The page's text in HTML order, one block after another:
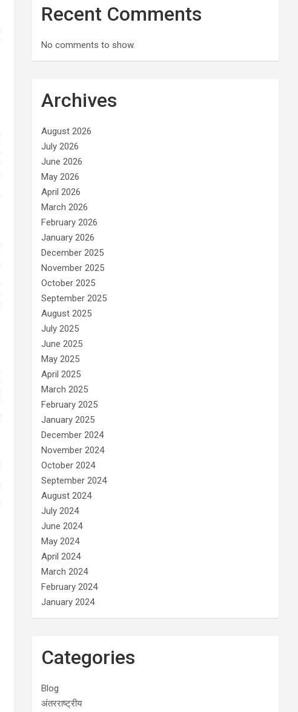
Recent Comments
No comments to show.
Archives
August 2026
July 2026
June 2026
May 2026
April 2026
March 2026
February 2026
January 2026
December 2025
November 2025
October 2025
September 2025
August 2025
July 2025
June 2025
May 2025
April 2025
March 2025
February 2025
January 2025
December 2024
November 2024
October 2024
September 2024
August 2024
July 2024
June 2024
May 2024
April 2024
March 2024
February 2024
January 2024
Categories
Blog
अंतरराष्ट्रीय